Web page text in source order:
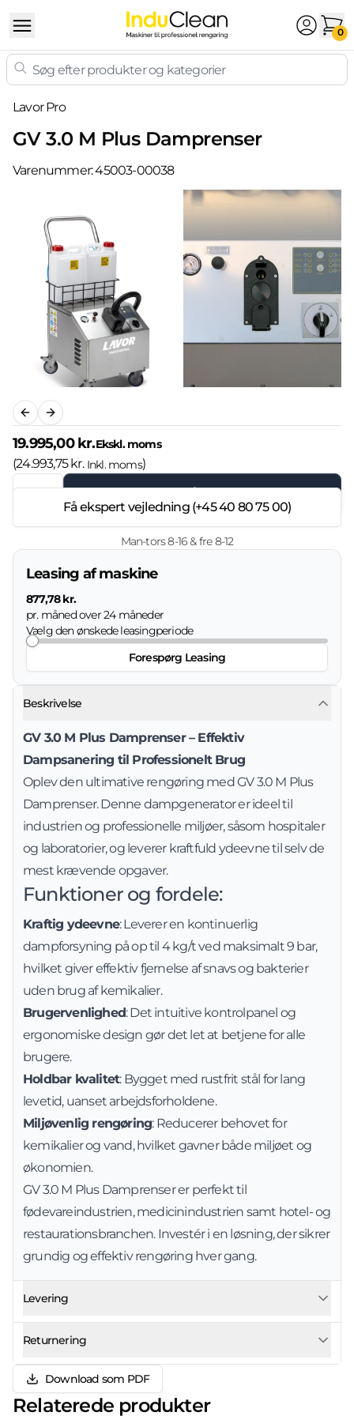
0
Lavor Pro
GV 3.0 M Plus Damprenser
Varenummer:45003-00038
Previous slide
Next slide
19.995,00 kr.Ekskl. moms
(24.993,75 kr. Inkl. moms)
Læg i kurven
Få ekspert vejledning (+45 40 80 75 00)
Man-tors 8-16 & fre 8-12
Leasing af maskine
877,78 kr.
pr. måned over24måneder
Vælg den ønskede leasingperiode
Forespørg Leasing
Beskrivelse
GV 3.0 M Plus Damprenser – Effektiv
Dampsanering til Professionelt Brug
Oplev den ultimative rengøring med GV 3.0 M Plus
Damprenser. Denne dampgenerator er ideel til
industrien og professionelle miljøer, såsom hospitaler
og laboratorier, og leverer kraftfuld ydeevne til selv de
mest krævende opgaver.
Funktioner og fordele:
Kraftig ydeevne: Leverer en kontinuerlig
dampforsyning på op til 4 kg/t ved maksimalt 9 bar,
hvilket giver effektiv fjernelse af snavs og bakterier
uden brug af kemikalier.
Brugervenlighed: Det intuitive kontrolpanel og
ergonomiske design gør det let at betjene for alle
brugere.
Holdbar kvalitet: Bygget med rustfrit stål for lang
levetid, uanset arbejdsforholdene.
Miljøvenlig rengøring: Reducerer behovet for
kemikalier og vand, hvilket gavner både miljøet og
økonomien.
GV 3.0 M Plus Damprenser er perfekt til
fødevareindustrien, medicinindustrien samt hotel- og
restaurationsbranchen. Investér i en løsning, der sikrer
grundig og effektiv rengøring hver gang.
Levering
Returnering
Download som PDF
Relaterede produkter